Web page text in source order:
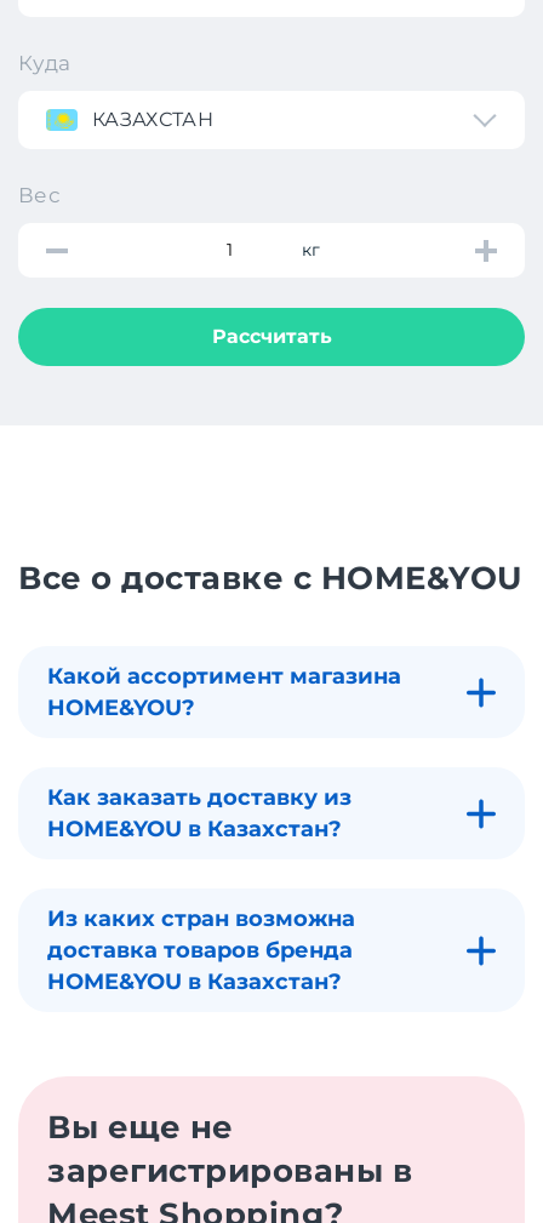
Куда
КАЗАХСТАН
Вес
кг
Рассчитать
Все о доставке с HOME&YOU
Какой ассортимент магазина
HOME&YOU?
Как заказать доставку из
HOME&YOU в Казахстан?
Из каких стран возможна
доставка товаров бренда
HOME&YOU в Казахстан?
Вы еще не
зарегистрированы в
Meest Shopping?